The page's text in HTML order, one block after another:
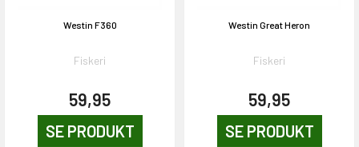
Westin F360
Fiskeri
59,95
SE PRODUKT
Westin Great Heron
Fiskeri
59,95
SE PRODUKT